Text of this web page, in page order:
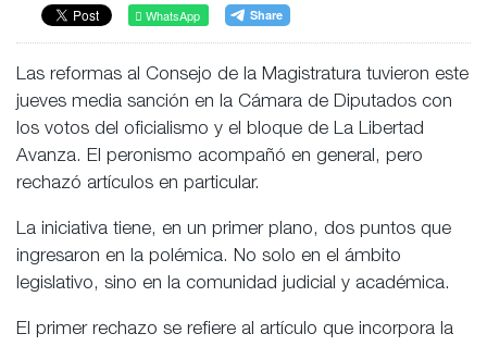
WhatsApp
Las reformas al Consejo de la Magistratura tuvieron este
jueves media sanción en la Cámara de Diputados con
los votos del oficialismo y el bloque de La Libertad
Avanza. El peronismo acompañó en general, pero
rechazó artículos en particular.
La iniciativa tiene, en un primer plano, dos puntos que
ingresaron en la polémica. No solo en el ámbito
legislativo, sino en la comunidad judicial y académica.
El primer rechazo se refiere al artículo que incorpora la